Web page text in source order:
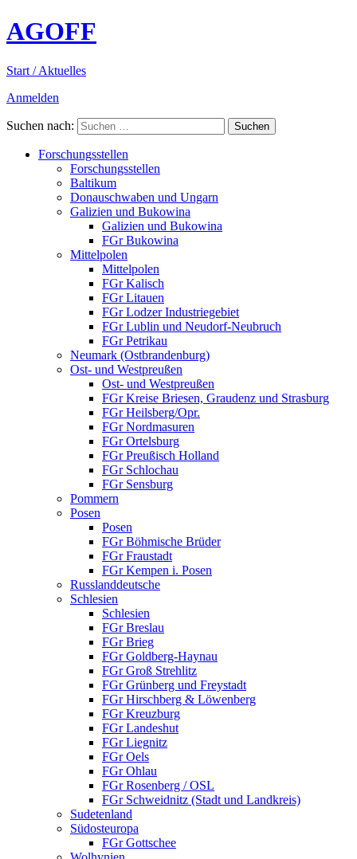
AGOFF
Start / Aktuelles
Anmelden
Suchen nach:
Forschungsstellen
Forschungsstellen
Baltikum
Donauschwaben und Ungarn
Galizien und Bukowina
Galizien und Bukowina
FGr Bukowina
Mittelpolen
Mittelpolen
FGr Kalisch
FGr Litauen
FGr Lodzer Industriegebiet
FGr Lublin und Neudorf-Neubruch
FGr Petrikau
Neumark (Ostbrandenburg)
Ost- und Westpreußen
Ost- und Westpreußen
FGr Kreise Briesen, Graudenz und Strasburg
FGr Heilsberg/Opr.
FGr Nordmasuren
FGr Ortelsburg
FGr Preußisch Holland
FGr Schlochau
FGr Sensburg
Pommern
Posen
Posen
FGr Böhmische Brüder
FGr Fraustadt
FGr Kempen i. Posen
Russlanddeutsche
Schlesien
Schlesien
FGr Breslau
FGr Brieg
FGr Goldberg-Haynau
FGr Groß Strehlitz
FGr Grünberg und Freystadt
FGr Hirschberg & Löwenberg
FGr Kreuzburg
FGr Landeshut
FGr Liegnitz
FGr Oels
FGr Ohlau
FGr Rosenberg / OSL
FGr Schweidnitz (Stadt und Landkreis)
Sudetenland
Südosteuropa
FGr Gottschee